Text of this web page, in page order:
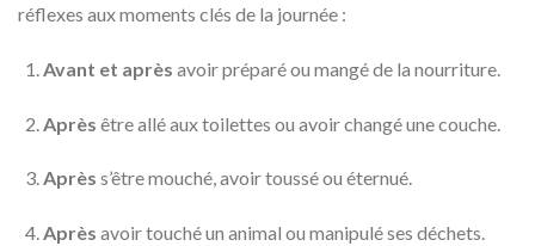
réflexes aux moments clés de la journée :
Avant et après avoir préparé ou mangé de la nourriture.
Après être allé aux toilettes ou avoir changé une couche.
Après s’être mouché, avoir toussé ou éternué.
Après avoir touché un animal ou manipulé ses déchets.